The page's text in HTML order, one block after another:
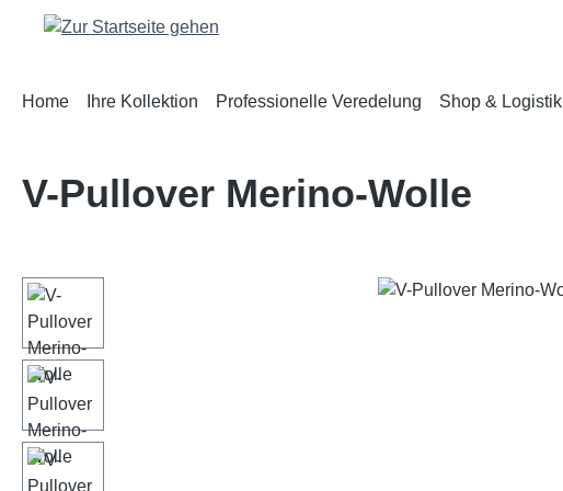
Hauptinhalt springen
Zur Suche springen
Zur Hauptnavigation springen
Home Ihre Kollektion Professionelle Veredelung Shop & Logistik
V-Pullover Merino-Wolle
Bildergalerie überspringen